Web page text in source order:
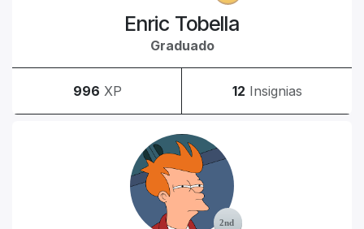
Enric Tobella
Graduado
996 XP 12 Insignias